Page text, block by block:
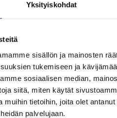
Yksityiskohdat
sisällön ja mainosten
tukemiseen ja
sosiaalisen median,
siitä, miten käytät
muihin tietoihin, joita olet
palvelujaan.
skaalauskäytäntö
milloin ja
tulee varata ja
voidaan esimerkiksi
viikonpäivän ja
tietyn mitattavan arvon,
muistinkäytön,